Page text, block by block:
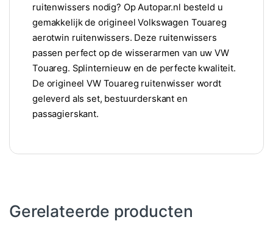
ruitenwissers nodig? Op Autopar.nl besteld u
gemakkelijk de origineel Volkswagen Touareg
aerotwin ruitenwissers. Deze ruitenwissers
passen perfect op de wisserarmen van uw VW
Touareg. Splinternieuw en de perfecte kwaliteit.
De origineel VW Touareg ruitenwisser wordt
geleverd als set, bestuurderskant en
passagierskant.
Gerelateerde producten